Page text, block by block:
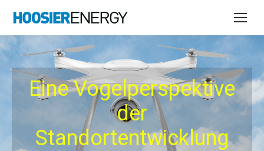
Eine Vogelperspektive
der
Standortentwicklung